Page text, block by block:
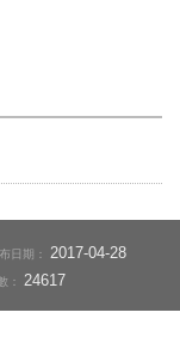
日期： 2017-04-28
： 24617